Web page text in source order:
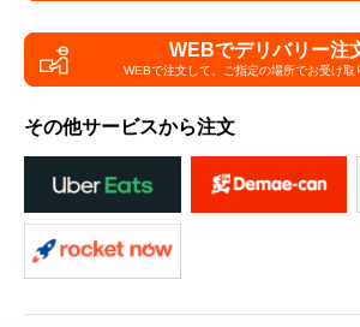
WEBでデリバリー注
WEBで注文して、 ご指定の場所でお受け取
その他サービスから注文